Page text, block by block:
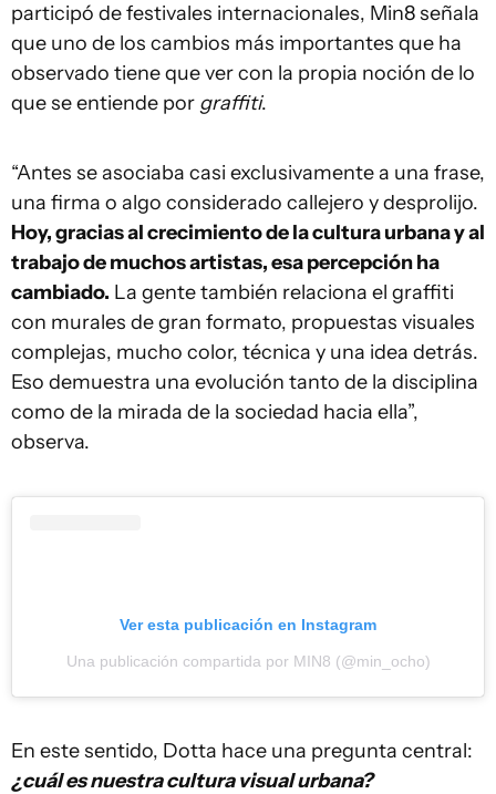
participó de festivales internacionales, Min8 señala
que uno de los cambios más importantes que ha
observado tiene que ver con la propia noción de lo
que se entiende por graffiti.
“Antes se asociaba casi exclusivamente a una frase,
una firma o algo considerado callejero y desprolijo.
Hoy, gracias al crecimiento de la cultura urbana y al
trabajo de muchos artistas, esa percepción ha
cambiado. La gente también relaciona el graffiti
con murales de gran formato, propuestas visuales
complejas, mucho color, técnica y una idea detrás.
Eso demuestra una evolución tanto de la disciplina
como de la mirada de la sociedad hacia ella”,
observa.
Ver esta publicación en Instagram
Una publicación compartida por MIN8 (@min_ocho)
En este sentido, Dotta hace una pregunta central:
¿cuál es nuestra cultura visual urbana?